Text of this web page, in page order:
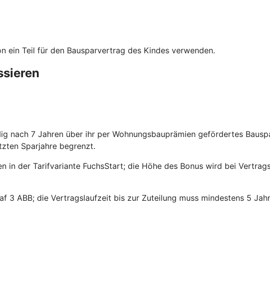
ein Teil für den Bausparvertrag des Kindes verwenden.
nach 7 Jahren über ihr per Wohnungsbauprämien gefördertes
Sparjahre begrenzt.
in der Tarifvariante FuchsStart; die Höhe des Bonus wird bei
3 ABB; die Vertragslaufzeit bis zur Zuteilung muss mindestens 5